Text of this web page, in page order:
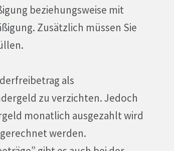
beziehungsweise mit
Zusätzlich müssen Sie
als
zu verzichten. Jedoch
monatlich ausgezahlt wird
werden.